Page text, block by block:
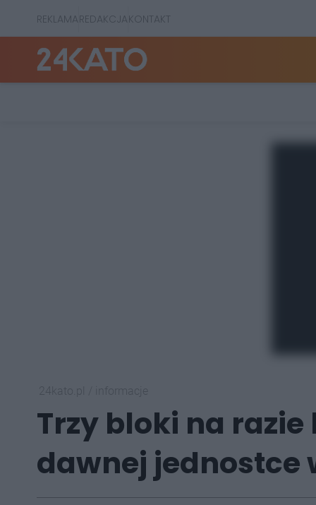
REKLAMAREDAKCJAKONTAKT
Trzy bloki na
dawnej jednostce